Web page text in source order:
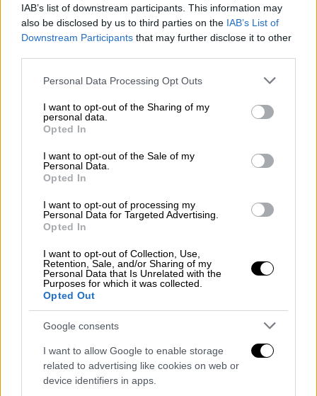
IAB’s list of downstream participants. This information may
also be disclosed by us to third parties on the IAB’s List of
Downstream Participants that may further disclose it to other
Please note that this website/app uses one or more Google
not limited to your visit or usage behaviour. You may click to
grant or deny consent to Google and its third-party tags to
use your data for below specified purposes in below Google
consent section.
Personal Data Processing Opt Outs
I want to opt-out of the Sharing of my
personal data.
Opted In
I want to opt-out of the Sale of my
Personal Data.
Opted In
I want to opt-out of processing my
Personal Data for Targeted Advertising.
Opted In
I want to opt-out of Collection, Use,
Retention, Sale, and/or Sharing of my
Personal Data that Is Unrelated with the
Purposes for which it was collected.
Opted Out
Google consents
I want to allow Google to enable storage
related to advertising like cookies on web or
device identifiers in apps.
Ανησυχία προκαλεί η φωτογραφία που
μεταδίδει το τοπικό μέσοe-mesara.gr, η
οποία δείχνει τηγέφυρα που κατέρρευσε
κατά τη διάρκεια της νύχτας στην περιοχή
του αναδασμού Τυμπακίου στη
Μεσαρά.
Η κυκλοφορία έχει διακοπή στο πέρασμα
λόγω των σοβαρών ζημιών, ενώ
καθίσταται η διέλευση οχημάτων
από το
σημείο. Οι οδηγοί από την άλλη, καλούνται
να αποφύγουν το πέρασμα και να επιλέγουν
εναλλακτικές διαδρομές, με τις αρμόδιες
υπηρεσίες να έχουν ενημερωθεί και να
Ανεμοστρόβιλος στην Ιεράπετρα
Λιβάδιαστην
ισχυρό πλήγμα από την κακοκαιρία, με
τουλάχιστον
δύο θερμοκηπιακές εγκαταστάσεις
, αργά τη
νύχτα στις 12/02.